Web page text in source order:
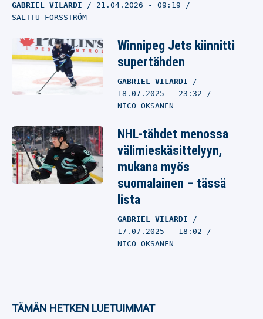
GABRIEL VILARDI 21.04.2026 - 09:19
SALTTU FORSSTRÖM
Winnipeg Jets kiinnitti
supertähden
GABRIEL VILARDI
18.07.2025 - 23:32
NICO OKSANEN
NHL-tähdet menossa
välimieskäsittelyyn,
mukana myös
suomalainen – tässä
lista
GABRIEL VILARDI
17.07.2025 - 18:02
NICO OKSANEN
TÄMÄN HETKEN LUETUIMMAT